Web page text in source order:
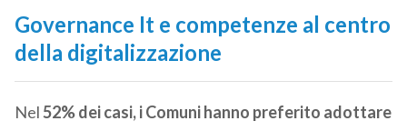
Governance It e competenze al centro
della digitalizzazione
Nel52% dei casi, i Comuni hanno preferito adottare